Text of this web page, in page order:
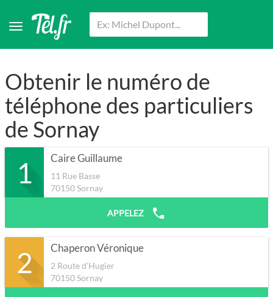
Obtenir le numéro de
téléphone des particuliers
de Sornay
1 Caire Guillaume
11 Rue Basse
70150Sornay
APPELEZ
2 Chaperon Véronique
2 Route d'Hugier
70150Sornay